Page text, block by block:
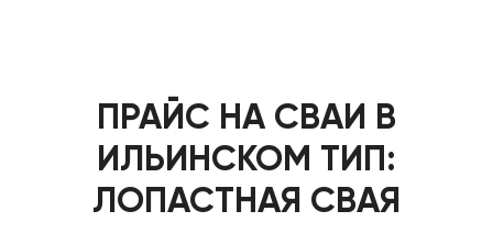
ПРАЙС НА СВАИ В
ИЛЬИНСКОМ ТИП:
ЛОПАСТНАЯ СВАЯ